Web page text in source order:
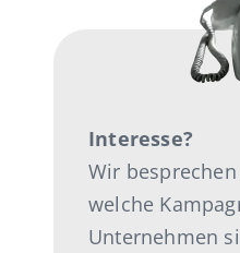
Interesse?
Wir
welche
Unternehmen